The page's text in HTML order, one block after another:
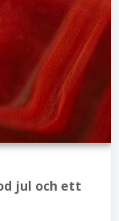
jul och ett